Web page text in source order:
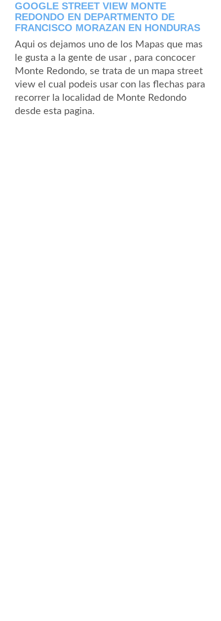
GOOGLE STREET VIEW MONTE
REDONDO EN DEPARTMENTO DE
FRANCISCO MORAZAN EN HONDURAS
Aqui os dejamos uno de los Mapas que mas
le gusta a la gente de usar , para concocer
Monte Redondo, se trata de un mapa street
view el cual podeis usar con las flechas para
recorrer la localidad de Monte Redondo
desde esta pagina.